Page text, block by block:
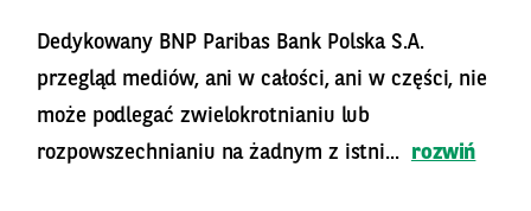
Dedykowany BNP Paribas Bank Polska S.A.
przegląd mediów, ani w całości, ani w części, nie
może podlegać zwielokrotnianiu lub
rozpowszechnianiu na żadnym z istni...
rozwiń